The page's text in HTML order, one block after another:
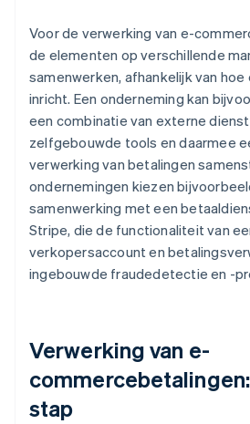
Voor de verwerking van e-
de elementen op verschillende
samenwerken, afhankelijk van
inricht. Een onderneming kan
een combinatie van externe
zelfgebouwde tools en daarmee
verwerking van betalingen
ondernemingen kiezen
samenwerking met een
Stripe, die de functionaliteit van
verkopersaccount en
ingebouwde fraudedetectie en -
Verwerking van e-
stap